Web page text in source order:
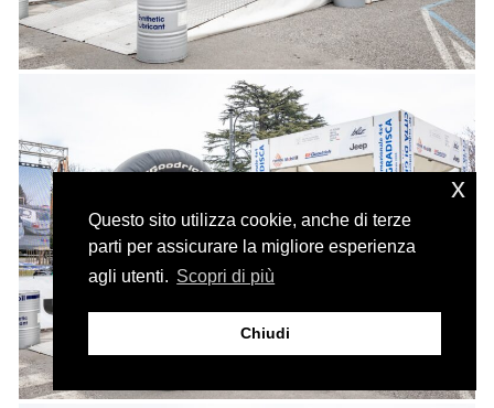
Questo sito utilizza cookie, anche di terze
parti per assicurare la migliore esperienza
agli utenti. Scopri di più
Chiudi
x